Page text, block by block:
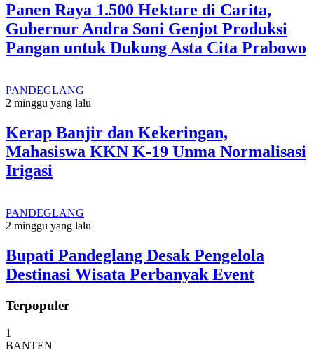
Panen Raya 1.500 Hektare di Carita,
Gubernur Andra Soni Genjot Produksi
Pangan untuk Dukung Asta Cita Prabowo
PANDEGLANG
2 minggu yang lalu
Kerap Banjir dan Kekeringan,
Mahasiswa KKN K-19 Unma Normalisasi
Irigasi
PANDEGLANG
2 minggu yang lalu
Bupati Pandeglang Desak Pengelola
Destinasi Wisata Perbanyak Event
Terpopuler
1
BANTEN